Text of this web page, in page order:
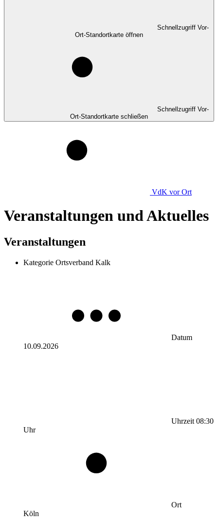
Schnellzugriff Vor-
Ort-Standortkarte öffnen
Schnellzugriff Vor-
Ort-Standortkarte schließen
VdK vor Ort
Veranstaltungen und Aktuelles
Veranstaltungen
Kategorie Ortsverband Kalk
Datum
10.09.2026
Uhrzeit 08:30
Uhr
Ort
Köln